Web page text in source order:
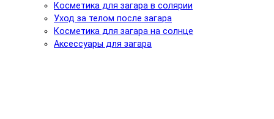
Косметика для загара в солярии
Уход за телом после загара
Косметика для загара на солнце
Аксессуары для загара